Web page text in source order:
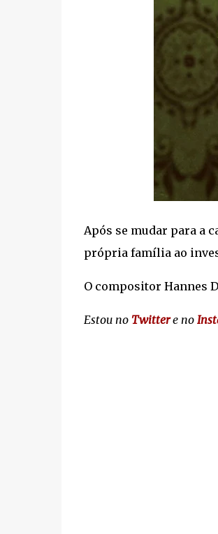
Após se mudar para a
própria família ao
O compositor Hannes
Estou no Twittere no